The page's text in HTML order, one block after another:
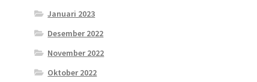
Januari 2023
Desember 2022
November 2022
Oktober 2022